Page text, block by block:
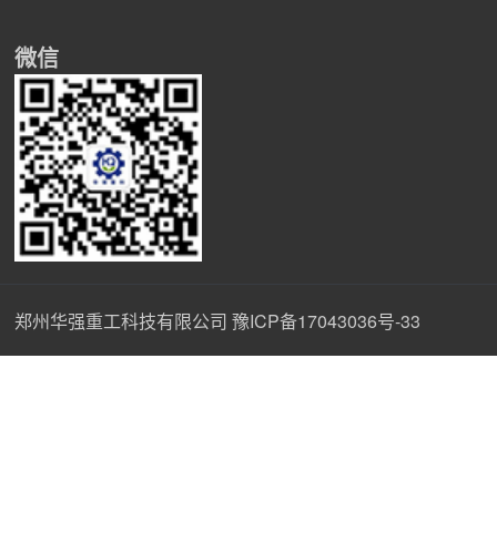
微信
郑州华强重工科技有限公司豫ICP备17043036号-33